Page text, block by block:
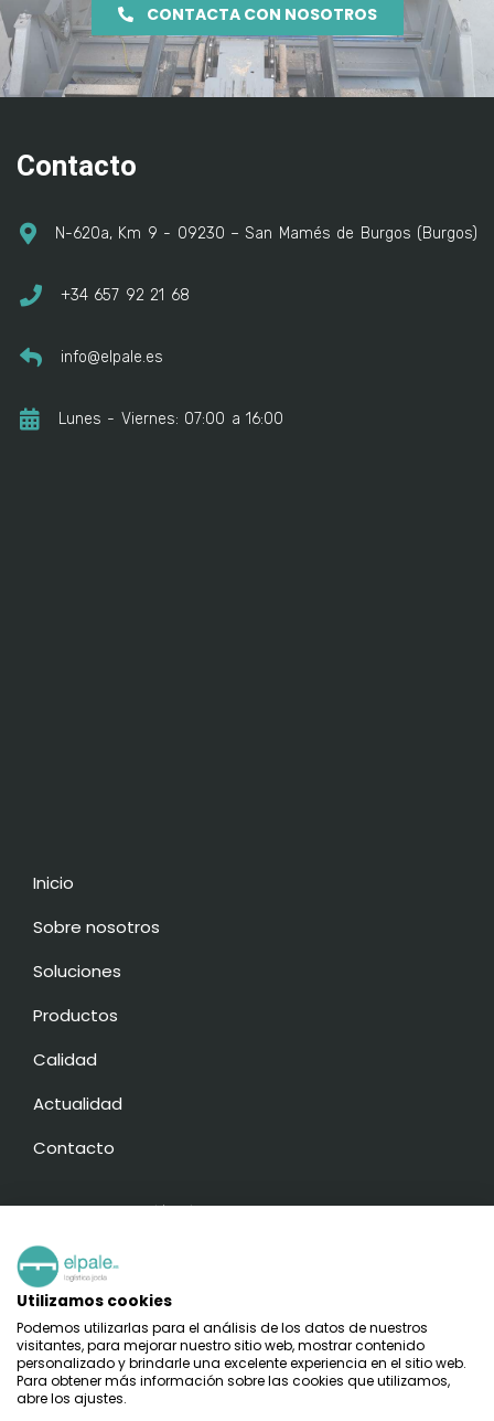
CONTACTA CON NOSOTROS
Contacto
N-620a, Km 9 - 09230 – San Mamés de Burgos (Burgos)
+34 657 92 21 68
info@elpale.es
Lunes - Viernes: 07:00 a 16:00
Inicio
Sobre nosotros
Soluciones
Productos
Calidad
Actualidad
Contacto
© 2022 El Palé | Logística Jocla. Diseñado porTeseo – Eribea
Aviso Legal·Política de Cookies
Utilizamos cookies
Podemos utilizarlas para el análisis de los datos de nuestros
visitantes, para mejorar nuestro sitio web, mostrar contenido
personalizado y brindarle una excelente experiencia en el sitio web.
Para obtener más información sobre las cookies que utilizamos,
abre los ajustes.